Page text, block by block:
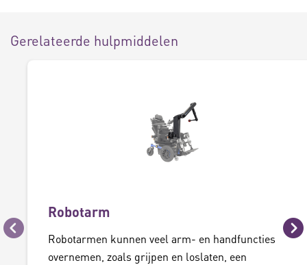
Gerelateerde hulpmiddelen
Vorige
Robotarm
Robotarmen kunnen veel arm- en handfuncties
overnemen, zoals grijpen en loslaten, een